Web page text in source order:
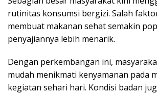
rutinitas konsumsi bergizi. Salah
membuat makanan sehat semakin
penyajiannya lebih menarik.
Dengan perkembangan ini,
mudah menikmati kenyamanan pada
kegiatan sehari hari. Kondisi badan